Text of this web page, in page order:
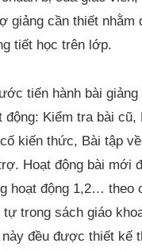
giảng cần thiết nhằm
tiết học trên lớp.
tiến hành bài
động: Kiểm tra bài cũ,
kiến thức, Bài tập
Hoạt động bài mới
hoạt động 1,2… theo
tự trong sách giáo
này đều được thiết kế